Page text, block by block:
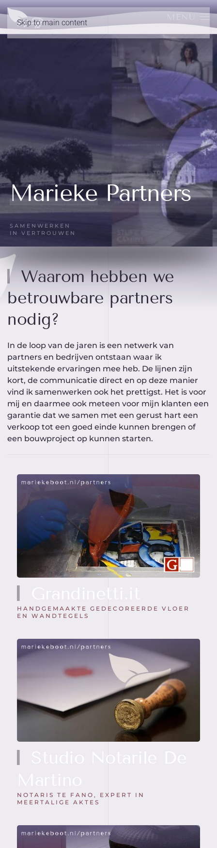
Skip to main content
Marieke Partners
SAMENWERKEN
IN VERTROUWEN
Waarom hebben we
betrouwbare partners
nodig?
In de loop van de jaren is een netwerk van
partners en bedrijven ontstaan waar ik
uitstekende ervaringen mee heb. De lijnen zijn
kort, de communicatie direct en op deze manier
vind ik samenwerken ook het prettigst. Het is voor
mij en daarmee ook meteen voor mijn klanten een
garantie dat we samen met een gerust hart een
verkoop tot een goed einde kunnen brengen of
een bouwproject op kunnen starten.
Grandinetti.it
HANDGEMAAKTE GEDECOREERDE VLOER
EN WANDTEGELS
Studio Notarile De
NOTARIS TE FANO, EXPERT IN
MEERTALIGE AKTES